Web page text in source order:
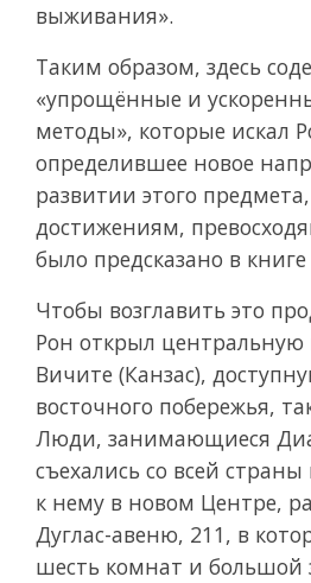
выживания».
Таким образом, здесь
«упрощённые и
методы», которые искал
определившее новое
развитии этого
достижениям,
было предсказано в книге
Чтобы возглавить это
Рон открыл
Вичите (Канзас),
восточного побережья,
Люди, занимающиеся
съехались со всей
к нему в новом Центре,
Дуглас-авеню, 211, в
шесть комнат и большой